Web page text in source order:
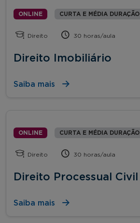
ONLINE CURTA E MÉDIA DURAÇÃO
Direito 30 horas/aula
Direito Imobiliário
Saiba mais
ONLINE CURTA E MÉDIA DURAÇÃO
Direito 30 horas/aula
Direito Processual Civil
Saiba mais